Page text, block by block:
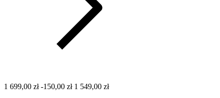
1 699,00 zł -150,00 zł 1 549,00 zł